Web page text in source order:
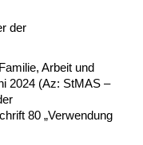
der
Arbeit und
2024 (Az: StMAS –
80 „Verwendung